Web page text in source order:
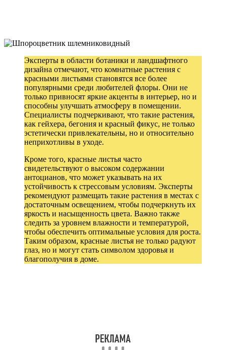
Эксперты в области ботаники и ландшафтного
дизайна отмечают, что комнатные растения с
красными листьями становятся все более
популярными среди любителей флоры. Они не
только привносят яркие акценты в интерьер, но и
способны улучшать атмосферу в помещении.
Специалисты подчеркивают, что такие растения,
как гейхера, бегония и красный фикус, не только
эстетически привлекательны, но и относительно
неприхотливы в уходе.
Кроме того, красные листья часто
свидетельствуют о высоком содержании
антоцианов, что может указывать на их
устойчивость к стрессовым условиям. Эксперты
рекомендуют размещать такие растения в местах с
достаточным освещением, чтобы подчеркнуть их
яркость и насыщенность цвета. Важно также
следить за уровнем влажности и температурой,
чтобы обеспечить оптимальные условия для роста.
Таким образом, красные листья не только радуют
глаз, но и могут стать символом здоровья и
благополучия в доме.